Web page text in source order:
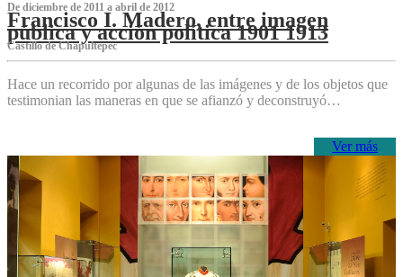
De diciembre de 2011 a abril de 2012
Francisco I. Madero, entre imagen
pública y acción política 1901 1913
Castillo de Chapultepec
Hace un recorrido por algunas de las imágenes y de los objetos que
testimonian las maneras en que se afianzó y deconstruyó…
Ver más